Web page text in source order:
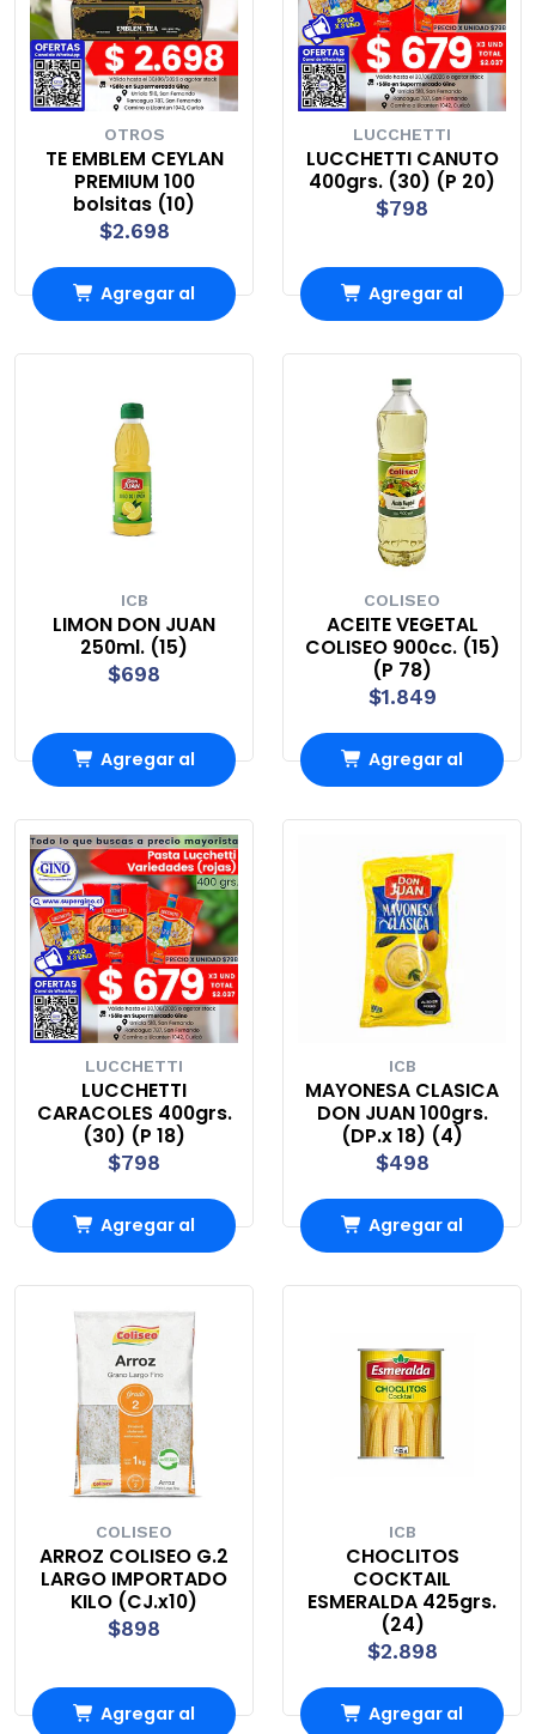
OTROS
TE EMBLEM CEYLAN
PREMIUM 100
bolsitas (10)
$2.698
Agregar al
LUCCHETTI
LUCCHETTI CANUTO
400grs. (30) (P 20)
$798
Agregar al
ICB
LIMON DON JUAN
250ml. (15)
$698
Agregar al
COLISEO
ACEITE VEGETAL
COLISEO 900cc. (15)
(P 78)
$1.849
Agregar al
LUCCHETTI
LUCCHETTI
CARACOLES 400grs.
(30) (P 18)
$798
Agregar al
ICB
MAYONESA CLASICA
DON JUAN 100grs.
(DP.x 18) (4)
$498
Agregar al
COLISEO
ARROZ COLISEO G.2
LARGO IMPORTADO
KILO (CJ.x10)
$898
Agregar al
ICB
CHOCLITOS
COCKTAIL
ESMERALDA 425grs.
(24)
$2.898
Agregar al